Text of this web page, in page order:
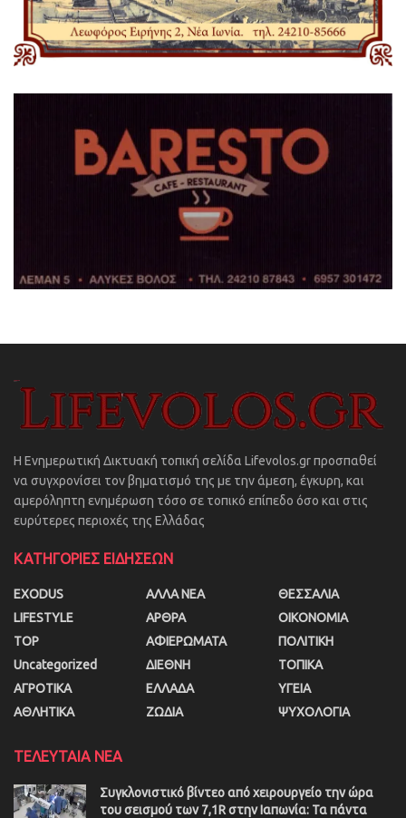
Η Ενημερωτική Δικτυακή τοπική σελίδα Lifevolos.gr προσπαθεί
να συγχρονίσει τον βηματισμό της με την άμεση, έγκυρη, και
αμερόληπτη ενημέρωση τόσο σε τοπικό επίπεδο όσο και στις
ευρύτερες περιοχές της Ελλάδας
ΚΑΤΗΓΟΡΙΕΣ ΕΙΔΗΣΕΩΝ
EXODUS
LIFESTYLE
TOP
Uncategorized
ΑΓΡΟΤΙΚΑ
ΑΘΛΗΤΙΚΑ
ΑΛΛΑ ΝΕΑ
ΑΡΘΡΑ
ΑΦΙΕΡΩΜΑΤΑ
ΔΙΕΘΝΗ
ΕΛΛΑΔΑ
ΖΩΔΙΑ
ΘΕΣΣΑΛΙΑ
ΟΙΚΟΝΟΜΙΑ
ΠΟΛΙΤΙΚΗ
ΤΟΠΙΚΑ
ΥΓΕΙΑ
ΨΥΧΟΛΟΓΙΑ
ΤΕΛΕΥΤΑΙΑ ΝΕΑ
Συγκλονιστικό βίντεο από χειρουργείο την ώρα
του σεισμού των 7,1R στην Ιαπωνία: Τα πάντα